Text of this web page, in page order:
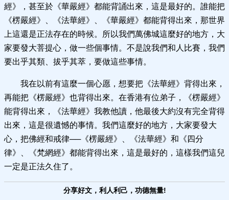
經》，甚至於《華嚴經》都能背誦出來，這是最好的。誰能把
《楞嚴經》、《法華經》、《華嚴經》都能背得出來，那世界
上這還是正法存在的時候。所以我們萬佛城這麼好的地方，大
家要發大菩提心，做一些個事情。不是說我們和人比賽，我們
要出乎其類、拔乎其萃，要做這些事情。
我在以前有這麼一個心愿，想要把《法華經》背得出來，
再能把《楞嚴經》也背得出來。在香港有位弟子，《楞嚴經》
能背得出來，《法華經》我教他讀，他最後大約沒有完全背得
出來，這是很遺憾的事情。我們這麼好的地方，大家要發大
心，把佛經和戒律──《楞嚴經》、《法華經》和《四分
律》、《梵網經》都能背得出來，這是最好的，這樣我們這兒
一定是正法久住了。
分享好文，利人利己，功德無量!